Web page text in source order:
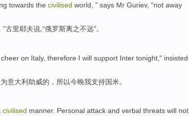
towards the civilised world , ” says Mr Guriev, “not away
”古里耶夫说 ,“俄罗斯离之不远”。
cheer on Italy, therefore I will support Inter tonight ," insisted
为意大利助威的， 所以今晚我支持国米。
civilised manner. Personal attack and verbal threats will not